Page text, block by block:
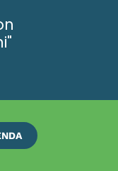
ISCRIVITI